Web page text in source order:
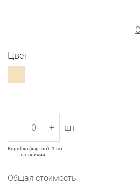
Цвет
- + шт
Коробка (картон) : 1 шт
в наличии
Общая стоимость: